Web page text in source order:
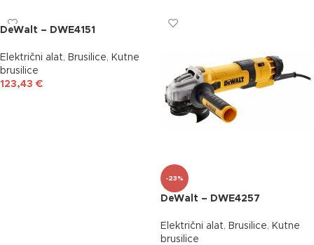
DeWalt – DWE4151
Električni alat, Brusilice, Kutne
brusilice
123,43 €
-23%
DeWalt – DWE4257
Električni alat, Brusilice, Kutne
brusilice